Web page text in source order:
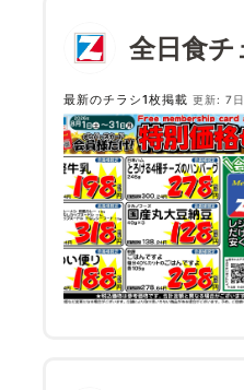
全日食
最新のチラシ1枚掲載 更新: 7